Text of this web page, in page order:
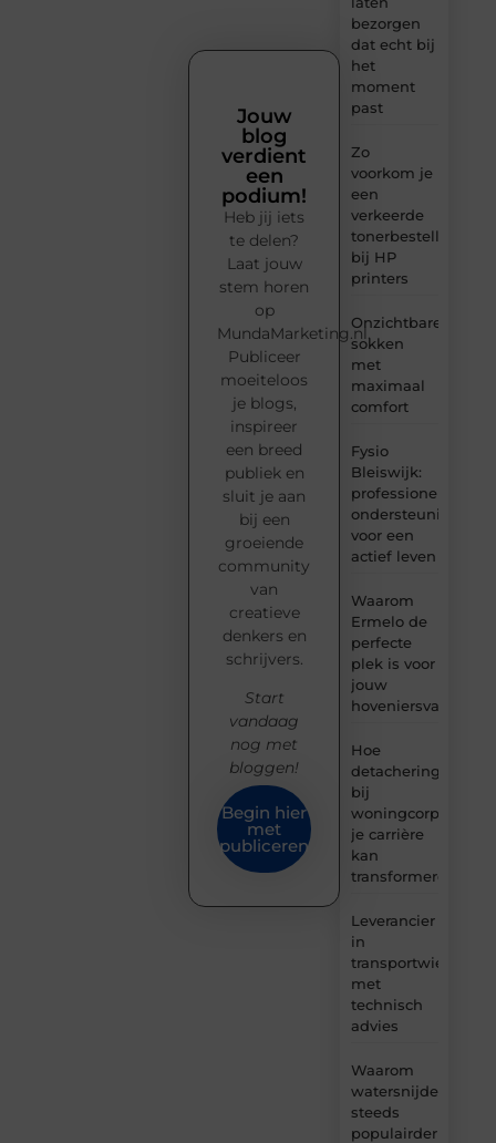
bezorgen
dat echt bij
het
moment
past
Zo
voorkom je
een
verkeerde
tonerbestelling
bij HP
printers
Onzichtbare
sokken
met
maximaal
comfort
Fysio
Bleiswijk:
professionele
ondersteuning
voor een
actief leven
Waarom
Ermelo de
perfecte
plek is voor
jouw
Hoe
detachering
bij
woningcorporaties
je carrière
kan
transformeren
Leverancier
in
transportwielen
met
technisch
advies
Waarom
watersnijden
steeds
populairder
Jouw
blog
verdient
een
podium!
Heb jij iets
te delen?
Laat jouw
stem horen
op
MundaMarketing.nl.
Publiceer
moeiteloos
je blogs,
inspireer
een breed
publiek en
sluit je aan
bij een
groeiende
community
van
creatieve
denkers en
schrijvers.
Start
vandaag
nog met
bloggen!
Begin hier
met
publiceren